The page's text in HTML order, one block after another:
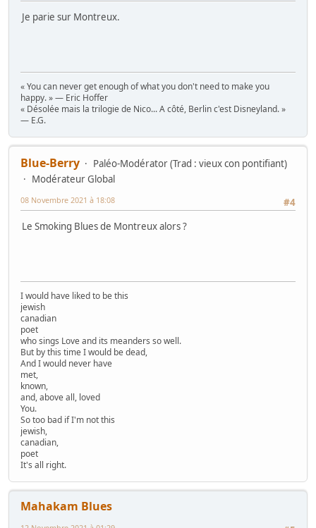
Je parie sur Montreux.
« You can never get enough of what you don't need to make you
happy. » — Eric Hoffer
« Désolée mais la trilogie de Nico... A côté, Berlin c'est Disneyland. »
— E.G.
Blue-Berry
Paléo-Modérator (Trad : vieux con pontifiant)
Modérateur Global
#4
08 Novembre 2021 à 18:08
Le Smoking Blues de Montreux alors ?
I would have liked to be this
jewish
canadian
poet
who sings Love and its meanders so well.
But by this time I would be dead,
And I would never have
met,
known,
and, above all, loved
You.
So too bad if I'm not this
jewish,
canadian,
poet
It's all right.
Mahakam Blues